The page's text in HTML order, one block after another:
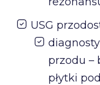
USG
przodu –
płytki